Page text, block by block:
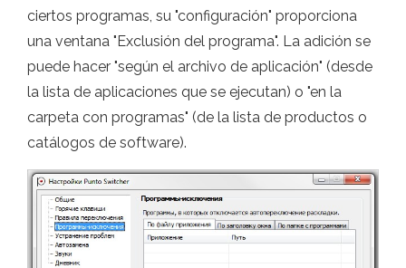
ciertos programas, su "configuración" proporciona
una ventana "Exclusión del programa". La adición se
puede hacer "según el archivo de aplicación" (desde
la lista de aplicaciones que se ejecutan) o "en la
carpeta con programas" (de la lista de productos o
catálogos de software).